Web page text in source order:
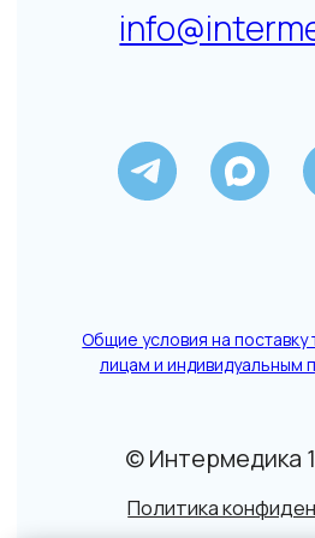
Данный сайт не является СМИ. Представленная